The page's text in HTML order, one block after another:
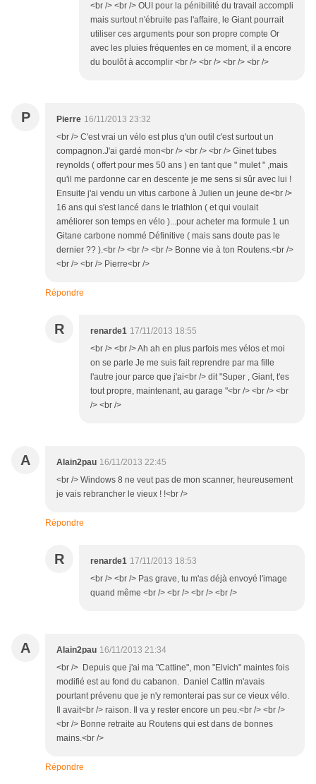
<br /> <br /> OUI pour la pénibilité du travail accompli
mais surtout n'ébruite pas l'affaire, le Giant pourrait
utiliser ces arguments pour son propre compte Or
avec les pluies fréquentes en ce moment, il a encore
du boulôt à accomplir <br /> <br /> <br /> <br />
P Pierre 16/11/2013 23:32
<br /> C'est vrai un vélo est plus q'un outil c'est surtout un
compagnon.J'ai gardé mon<br /> <br /> <br /> Ginet tubes
reynolds ( offert pour mes 50 ans ) en tant que " mulet " ,mais
qu'il me pardonne car en descente je me sens si sûr avec lui !
Ensuite j'ai vendu un vitus carbone à Julien un jeune de<br />
16 ans qui s'est lancé dans le triathlon ( et qui voulait
améliorer son temps en vélo )...pour acheter ma formule 1 un
Gitane carbone nommé Définitive ( mais sans doute pas le
dernier ?? ).<br /> <br /> <br /> Bonne vie à ton Routens.<br />
<br /> <br /> Pierre<br />
Répondre
R renarde1 17/11/2013 18:55
<br /> <br /> Ah ah en plus parfois mes vélos et moi
on se parle Je me suis fait reprendre par ma fille
l'autre jour parce que j'ai<br /> dit "Super , Giant, t'es
tout propre, maintenant, au garage "<br /> <br /> <br
/> <br />
A Alain2pau 16/11/2013 22:45
<br /> Windows 8 ne veut pas de mon scanner, heureusement
je vais rebrancher le vieux ! !<br />
Répondre
R renarde1 17/11/2013 18:53
<br /> <br /> Pas grave, tu m'as déjà envoyé l'image
quand même <br /> <br /> <br /> <br />
A Alain2pau 16/11/2013 21:34
<br /> Depuis que j'ai ma "Cattine", mon "Elvich" maintes fois
modifié est au fond du cabanon. Daniel Cattin m'avais
pourtant prévenu que je n'y remonterai pas sur ce vieux vélo.
Il avait<br /> raison. Il va y rester encore un peu.<br /> <br />
<br /> Bonne retraite au Routens qui est dans de bonnes
mains.<br />
Répondre